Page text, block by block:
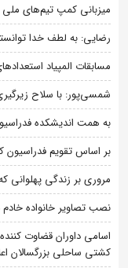
میزبانی کمپ تیم‌های ملی
رضایی: به لطف خدا
مسابقات المپیاد
شمسی‌پور: با سلاح
به همت اندیشکده
بر اساس تقویم فدراسیون
مروری بر زندگی پهلوانی
نصب تصاویر خانواده
اسامی داوران قضاوت
کشتی ساحلی بزرگسالان